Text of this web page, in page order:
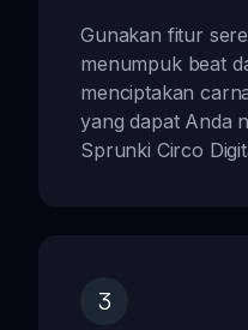
Gunakan fitur
menumpuk beat
menciptakan
yang dapat Anda
Sprunki Circo
3